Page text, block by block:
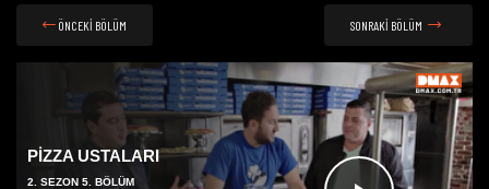
ÖNCEKİ BÖLÜM SONRAKİ BÖLÜM
PİZZA USTALARI
2. SEZON 5. BÖLÜM